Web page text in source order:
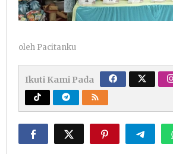
oleh Pacitanku
Ikuti Kami Pada